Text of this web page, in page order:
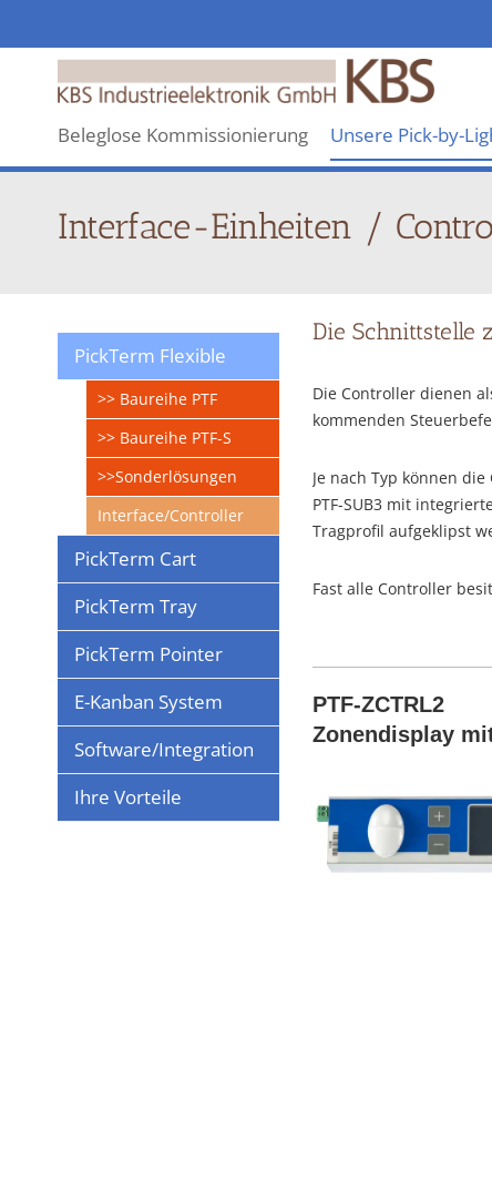
Industrieelektronik
GmbH
Beleglose Kommissionierung Unsere Pick-by-
Interface-Einheiten /
PickTerm Flexible
>> Baureihe PTF
>> Baureihe PTF-S
>>Sonderlösungen
Interface/Controller
PickTerm Cart
PickTerm Tray
PickTerm Pointer
E-Kanban System
Software/Integration
Ihre Vorteile
Die Schnittstelle
Die Controller dienen
kommenden
Je nach Typ können
PTF-SUB3 mit
Tragprofil aufgeklipst
Fast alle Controller
PTF-ZCTRL2
Zonendisplay